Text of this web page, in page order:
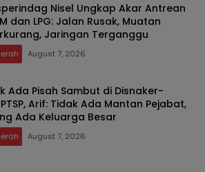
Nisel Ungkap Akar Antrean
dan LPG: Jalan Rusak, Muatan
Jaringan Terganggu
August 7, 2026
Ada Pisah Sambut di Disnaker-
Arif: Tidak Ada Mantan Pejabat,
Ada Keluarga Besar
August 7, 2026